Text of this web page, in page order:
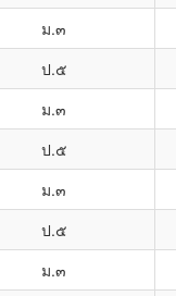
ม.๓
ป.๕
ม.๓
ป.๕
ม.๓
ป.๕
ม.๓